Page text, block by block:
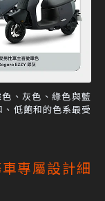
、灰色、綠色與藍
低飽和的色系最受
專屬設計細